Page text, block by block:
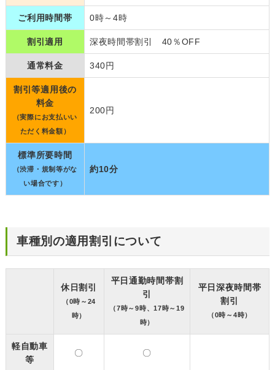
ご利用時間帯 0時～4時
割引適用 深夜時間帯割引 40％OFF
通常料金 340円
割引等適用後の
料金
（実際にお支払いい
ただく料金額）
200円
標準所要時間
（渋滞・規制等がな
い場合です）
約10分
車種別の適用割引について
休日割引
（0時～24
時）
平日通勤時間帯割
引
（7時～9時、17時～19
時）
平日深夜時間帯
割引
（0時～4時）
軽自動車
等
〇 〇